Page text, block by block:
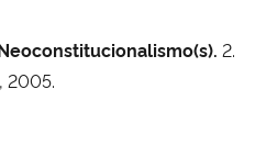
2.
2005.